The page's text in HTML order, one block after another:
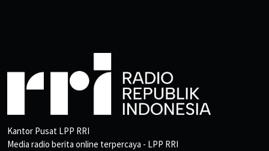
Kantor Pusat LPP RRI
Media radio berita online terpercaya - LPP RRI